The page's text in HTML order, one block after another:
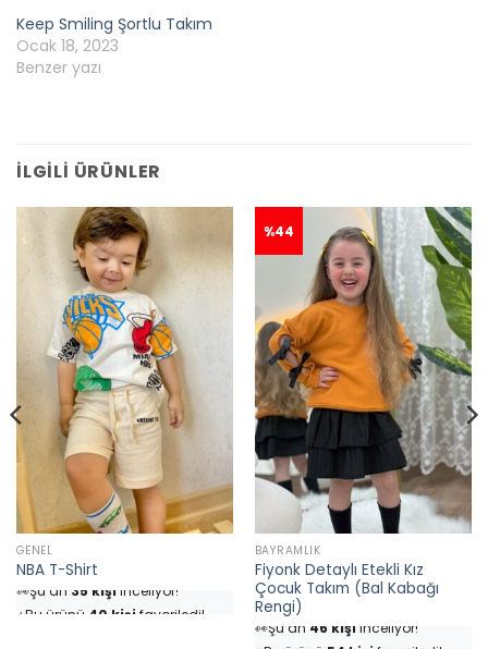
Keep Smiling Şortlu Takım
Ocak 18, 2023
Benzer yazı
İLGILI ÜRÜNLER
GENEL
NBA T-Shirt
👀Şu an35 kişi
Bu ürünü 40 kişifavoriledi!
%44
BAYRAMLIK
Fiyonk Detaylı Etekli Kız
Çocuk Takım (Bal Kabağı
Rengi)
👀Şu an
Bu ürünü54 kişifavoriledi!